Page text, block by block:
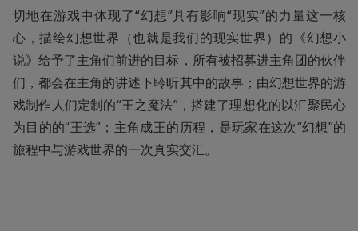
切地在游戏中体现了“幻想”具有影响“现实”的力量这一核
心，描绘幻想世界（也就是我们的现实世界）的《幻想小
说》给予了主角们前进的目标，所有被招募进主角团的伙伴
们，都会在主角的讲述下聆听其中的故事；由幻想世界的游
戏制作人们定制的“王之魔法”，搭建了理想化的以汇聚民心
为目的的“王选”；主角成王的历程，是玩家在这次“幻想”的
旅程中与游戏世界的一次真实交汇。